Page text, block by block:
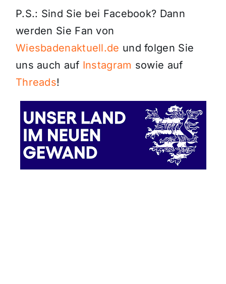
P.S.: Sind Sie bei Facebook? Dann
werden Sie Fan von
Wiesbadenaktuell.de und folgen Sie
uns auch auf Instagram sowie auf
Threads!